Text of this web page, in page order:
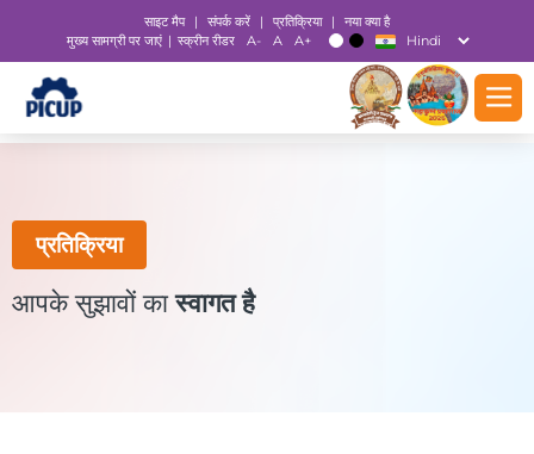
साइट मैप | संपर्क करें | प्रतिक्रिया |
नया क्या है
मुख्य सामग्री पर जाएं | स्क्रीन रीडर A- A A+
प्रतिक्रिया
आपके सुझावों कास्वागत है